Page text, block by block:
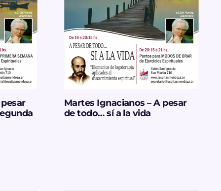
Martes Ignacianos – A pesar
de todo… sí a la vida